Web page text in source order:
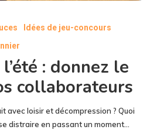
Idées de jeu-concours
: donnez le
collaborateurs
avec loisir et décompression ? Quoi
distraire en passant un moment…